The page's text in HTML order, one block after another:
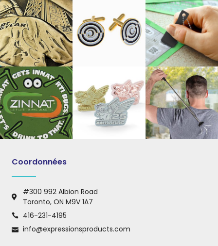
Coordonnées
#300 992 Albion Road
Toronto, ON M9V 1A7
416-231-4195
info@expressionsproducts.com